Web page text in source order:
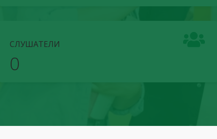
СЛУШАТЕЛИ
0